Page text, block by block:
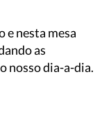
e nesta mesa
as
nosso dia-a-dia.